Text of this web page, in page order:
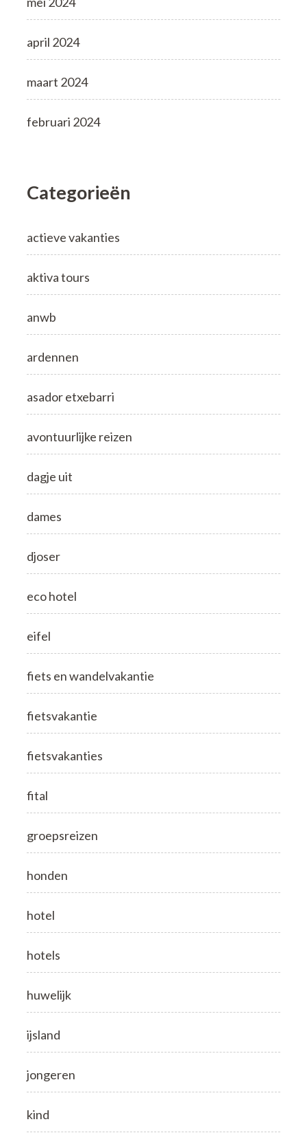
april 2024
maart 2024
februari 2024
Categorieën
actieve vakanties
aktiva tours
anwb
ardennen
asador etxebarri
avontuurlijke reizen
dagje uit
dames
djoser
eco hotel
eifel
fiets en wandelvakantie
fietsvakantie
fietsvakanties
fital
groepsreizen
honden
hotel
hotels
huwelijk
ijsland
jongeren
kind